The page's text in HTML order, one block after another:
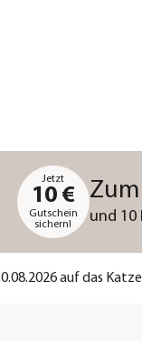
Jetzt
10 €
Gutschein
sichern!
und 10
auf das